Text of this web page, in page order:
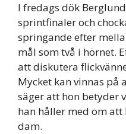
I fredags dök
sprintfinaler och
springande efter
mål som två i hörnet.
att diskutera
Mycket kan vinnas på
säger att hon betyder
han håller med om
dam.